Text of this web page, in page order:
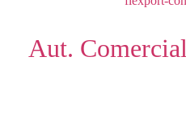
Aut. Comercial